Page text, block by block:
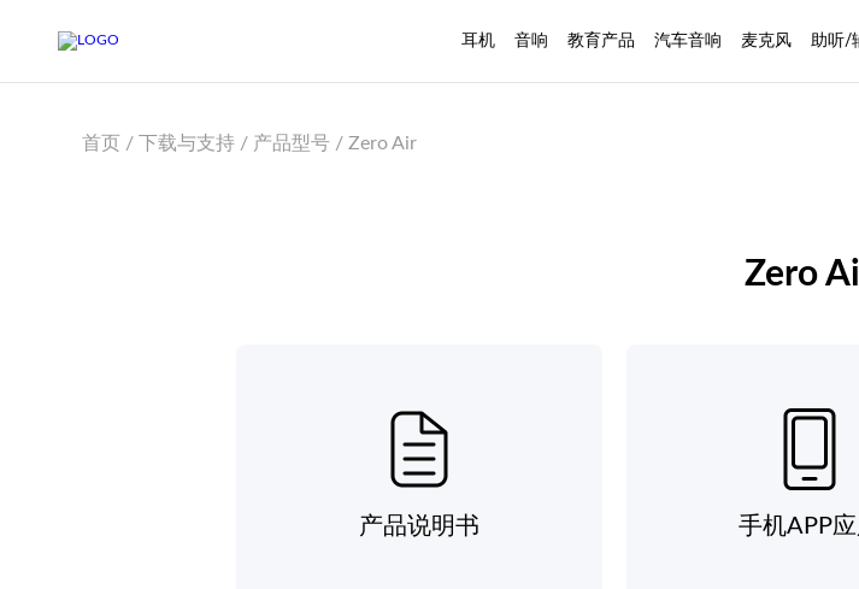
耳机 音响 教育产品 汽车音响 麦克风 助听/
首页 / 下载与支持 / 产品型号 / Zero Air
Zero
产品说明书 手机APP应